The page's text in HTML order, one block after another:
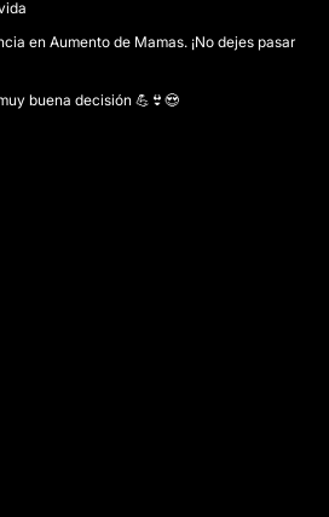
en Aumento de Mamas. ¡No dejes pasar
buena decisión 💪👙😍